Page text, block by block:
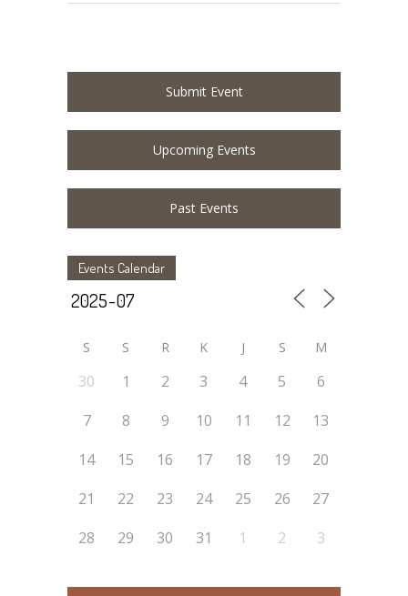
Submit Event
Upcoming Events
Past Events
Events Calendar
S S R K J S M
30 1 2 3 4 5
6
7
8 9 10 11 12
13
14
15 16 17 18 19
20
21
22 23 24 25 26
27
28
29 30 31 1 2 3